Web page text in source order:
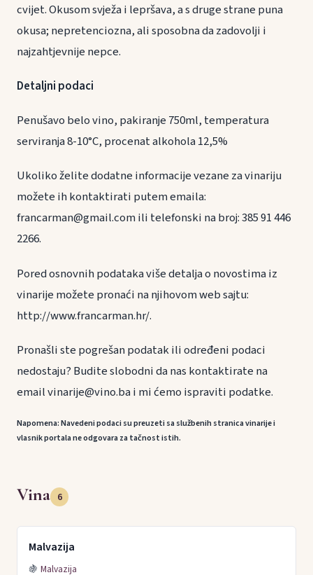
cvijet. Okusom svježa i lepršava, a s druge strane puna
okusa; nepretenciozna, ali sposobna da zadovolji i
najzahtjevnije nepce.
Detaljni podaci
Penušavo belo vino, pakiranje 750ml, temperatura
serviranja 8-10°C, procenat alkohola 12,5%
Ukoliko želite dodatne informacije vezane za vinariju
možete ih kontaktirati putem emaila:
francarman@gmail.com ili telefonski na broj: 385 91 446
2266.
Pored osnovnih podataka više detalja o novostima iz
vinarije možete pronaći na njihovom web sajtu:
http://www.francarman.hr/.
Pronašli ste pogrešan podatak ili određeni podaci
nedostaju? Budite slobodni da nas kontaktirate na
email vinarije@vino.ba i mi ćemo ispraviti podatke.
Napomena: Navedeni podaci su preuzeti sa službenih stranica vinarije i
vlasnik portala ne odgovara za tačnost istih.
Vina 6
Malvazija
🍇 Malvazija